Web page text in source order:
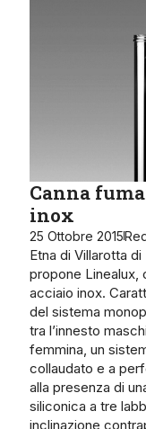
Canna
inox
25 Ottobre 2015
Etna di Villarotta
propone Linealux,
acciaio inox.
del sistema
tra l’innesto
femmina, un
collaudato e a
alla presenza di
siliconica a tre
inclinazione